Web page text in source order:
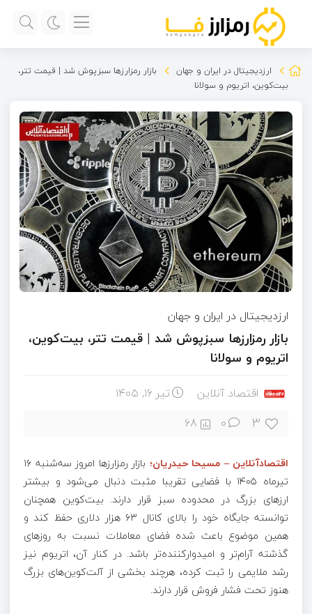
ارزدیجیتال در ایران و جهان
بازار رمزارزها سبزپوش شد | قیمت تتر،
بیت‌کوین، اتریوم و سولانا
ارزدیجیتال در ایران و جهان
بازار رمزارزها سبزپوش شد | قیمت تتر، بیت‌کوین،
اتریوم و سولانا
اقتصاد آنلاین تیر ۱۶, ۱۴۰۵
3
0
68
اقتصادآنلاین – مسیحا حیدریان؛
بازار رمزارزها امروز سه‌شنبه ۱۶
تیرماه ۱۴۰۵ با فضایی تقریبا مثبت دنبال می‌شود و بیشتر
ارزهای بزرگ در محدوده سبز قرار دارند. بیت‌کوین همچنان
توانسته جایگاه خود را بالای کانال ۶۳ هزار دلاری حفظ کند و
همین موضوع باعث شده فضای معاملات نسبت به روز‌های
گذشته آرام‌تر و امیدوارکننده‌تر باشد. در کنار آن، اتریوم نیز
رشد ملایمی را ثبت کرده، هرچند بخشی از آلت‌کوین‌های بزرگ
هنوز تحت فشار فروش قرار دارند.